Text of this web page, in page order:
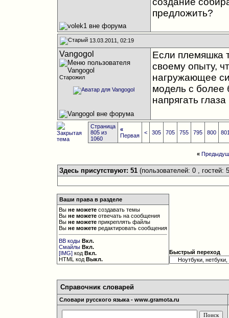
предложить?
13.03.2011, 02:19
Vangogol
Старожил
Если племяшка
своему опыту,
нагружающее
модель с более
напрягать глаза
Страница
805 из
1060
«
Первая
< 305 705 755 795 800
«
Здесь присутствуют: 51 (пользователей: 0 , гостей:
Ваши права в разделе
Выне можете создавать темы
Выне можете отвечать на сообщения
Выне можете прикреплять файлы
Выне можете редактировать сообщения
BB коды Вкл.
Смайлы Вкл.
[IMG] кодВкл.
HTML кодВыкл.
Быстрый переход
Справочник словарей
Словари русского языка - www.gramota.ru